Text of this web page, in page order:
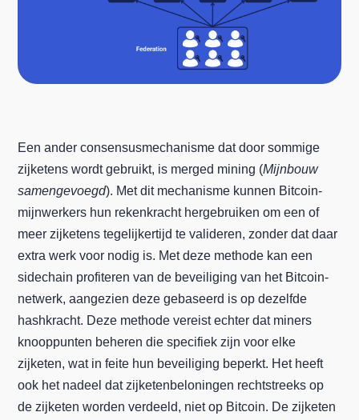
Een ander consensusmechanisme dat door sommige
zijketens wordt gebruikt, is merged mining (Mijnbouw
samengevoegd). Met dit mechanisme kunnen Bitcoin-
mijnwerkers hun rekenkracht hergebruiken om een of
meer zijketens tegelijkertijd te valideren, zonder dat daar
extra werk voor nodig is. Met deze methode kan een
sidechain profiteren van de beveiliging van het Bitcoin-
netwerk, aangezien deze gebaseerd is op dezelfde
hashkracht. Deze methode vereist echter dat miners
knooppunten beheren die specifiek zijn voor elke
zijketen, wat in feite hun beveiliging beperkt. Het heeft
ook het nadeel dat zijketenbeloningen rechtstreeks op
de zijketen worden verdeeld, niet op Bitcoin. De zijketen